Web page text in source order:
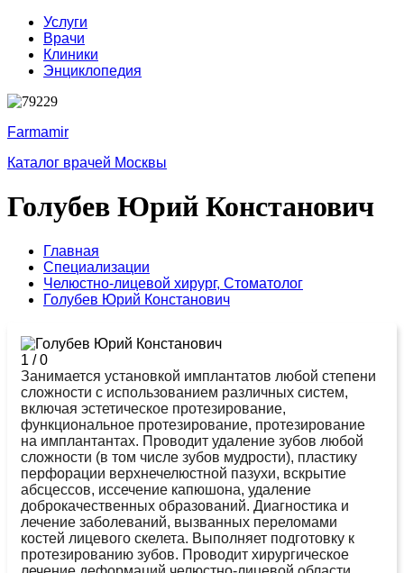
Услуги
Врачи
Клиники
Энциклопедия
Farmamir
Каталог врачей Москвы
Голубев Юрий Констанович
Главная
Специализации
Челюстно-лицевой хирург, Стоматолог
Голубев Юрий Констанович
1 /0
Занимается установкой имплантатов любой степени
сложности с использованием различных систем,
включая эстетическое протезирование,
функциональное протезирование, протезирование
на имплантантах. Проводит удаление зубов любой
сложности (в том числе зубов мудрости), пластику
перфорации верхнечелюстной пазухи, вскрытие
абсцессов, иссечение капюшона, удаление
доброкачественных образований. Диагностика и
лечение заболеваний, вызванных переломами
костей лицевого скелета. Выполняет подготовку к
протезированию зубов. Проводит хирургическое